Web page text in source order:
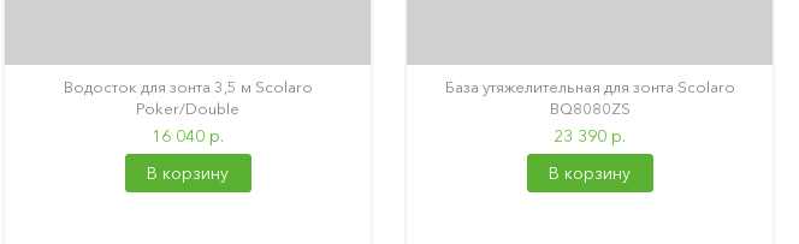
Водосток для зонта 3,5 м Scolaro
Poker/Double
16 040 р.
В корзину
База утяжелительная для зонта Scolaro
BQ8080ZS
23 390 р.
В корзину